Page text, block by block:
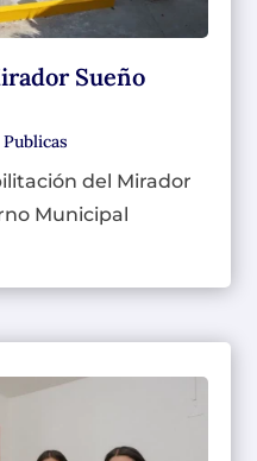
Sueño
del Mirador
Municipal